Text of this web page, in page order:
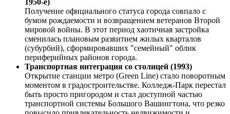
Получение официального статуса города совпало с
бумом рождаемости и возвращением ветеранов Второй
мировой войны. В этот период хаотичная застройка
сменилась плановым развитием жилых кварталов
(субурбий), сформировавших "семейный" облик
периферийных районов города.
Транспортная интеграция со столицей (1993)
Открытие станции метро (Green Line) стало поворотным
моментом в градостроительстве. Колледж-Парк перестал
быть просто пригородом и стал доступной частью
транспортной системы Большого Вашингтона, что резко